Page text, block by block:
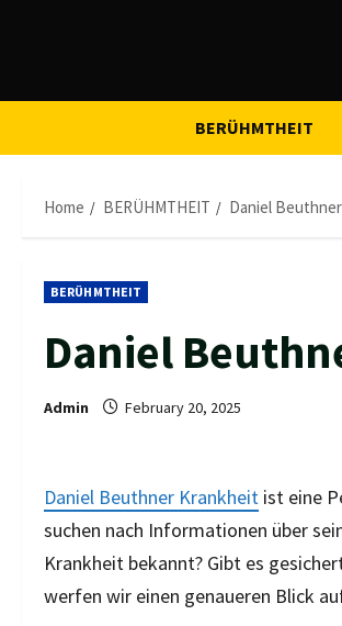
BERÜHMTHEIT
Home BERÜHMTHEIT Daniel
BERÜHMTHEIT
Daniel
Admin February 20, 2025
Daniel Beuthner Krankheit ist eine
suchen nach Informationen über
Krankheit bekannt? Gibt es
werfen wir einen genaueren Blick